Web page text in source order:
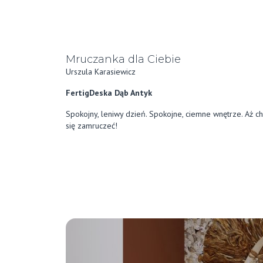
Mruczanka dla Ciebie
Urszula Karasiewicz
FertigDeska Dąb Antyk
Spokojny, leniwy dzień. Spokojne, ciemne wnętrze. Aż
się zamruczeć!